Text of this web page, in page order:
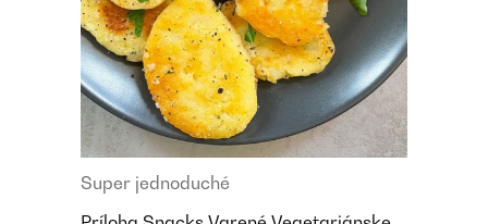
Super jednoduché